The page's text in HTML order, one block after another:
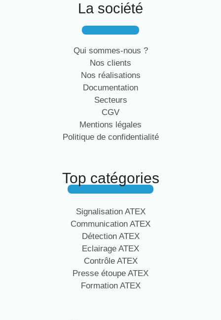
La société
Qui sommes-nous ?
Nos clients
Nos réalisations
Documentation
Secteurs
CGV
Mentions légales
Politique de confidentialité
Top catégories
Signalisation ATEX
Communication ATEX
Détection ATEX
Eclairage ATEX
Contrôle ATEX
Presse étoupe ATEX
Formation ATEX